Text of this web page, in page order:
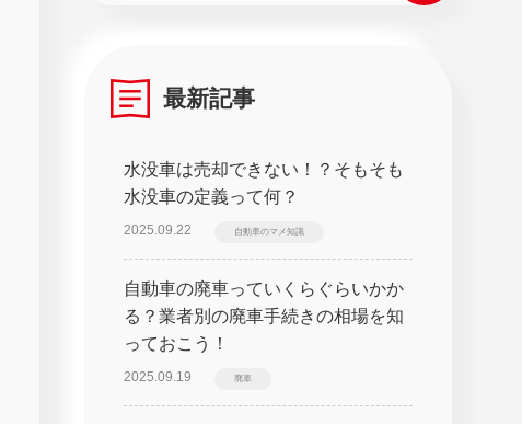
最新記事
水没車は売却できない！？そもそも
水没車の定義って何？
2025.09.22 自動車のマメ知識
自動車の廃車っていくらぐらいかか
る？業者別の廃車手続きの相場を知
っておこう！
2025.09.19 廃車